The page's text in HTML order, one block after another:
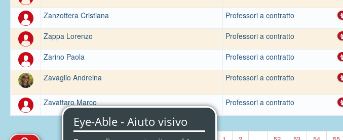
Zanzottera Cristiana Professori a contratto
Zappa Lorenzo Professori a contratto
Zarino Paola Professori a contratto
Zavaglio Andreina Professori a contratto
Zavattaro Marco
Professori a contratto